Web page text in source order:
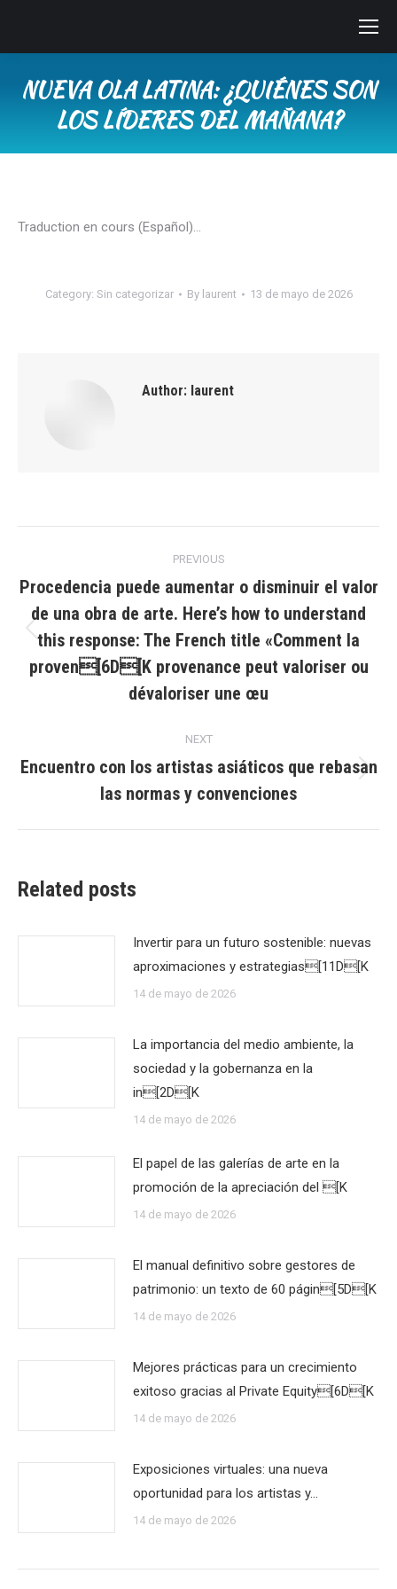
NUEVA OLA LATINA: ¿QUIÉNES SON
LOS LÍDERES DEL MAÑANA?
Traduction en cours (Español)…
Category: Sin categorizar By laurent 13 de mayo de 2026
Author: laurent
navigation
PREVIOUS
Previous
post:
Procedencia puede aumentar o disminuir el valor
de una obra de arte. Here’s how to understand
this response: The French title «Comment la
proven[6D[K provenance peut valoriser ou
dévaloriser une œu
NEXT
post:
Encuentro con los artistas asiáticos que rebasan
las normas y convenciones
Related posts
Invertir para un futuro sostenible: nuevas
aproximaciones y estrategias[11D[K
14 de mayo de 2026
La importancia del medio ambiente, la
sociedad y la gobernanza en la
in[2D[K
14 de mayo de 2026
El papel de las galerías de arte en la
promoción de la apreciación del [K
14 de mayo de 2026
El manual definitivo sobre gestores de
patrimonio: un texto de 60 págin[5D[K
14 de mayo de 2026
Mejores prácticas para un crecimiento
exitoso gracias al Private Equity[6D[K
14 de mayo de 2026
Exposiciones virtuales: una nueva
oportunidad para los artistas y…
14 de mayo de 2026